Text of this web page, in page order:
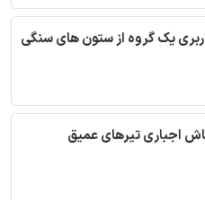
یک گروه از ستون های سنگی
اجباری تیرهای عمیق